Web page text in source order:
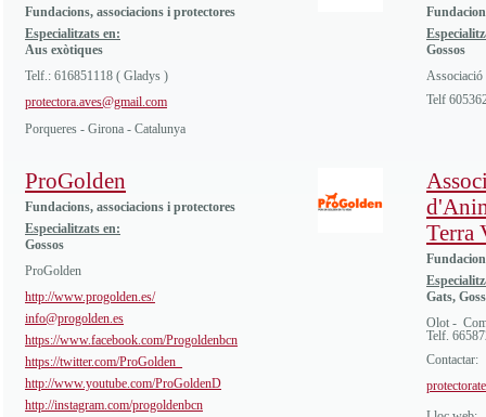
Fundacions, associacions i protectores
Especialitzats en:
Aus exòtiques
Telf.: 616851118 ( Gladys )
protectora.aves@gmail.com
Porqueres - Girona - Catalunya
Gossos
Associació
Telf
ProGolden
Fundacions, associacions i protectores
Especialitzats en:
Gossos
ProGolden
http://www.progolden.es/
info@progolden.es
https://www.facebook.com/Progoldenbcn
https://twitter.com/ProGolden_
http://www.youtube.com/ProGoldenD
http://instagram.com/progoldenbcn
Terra
Gats,
Olot -
Telf.
Contactar: